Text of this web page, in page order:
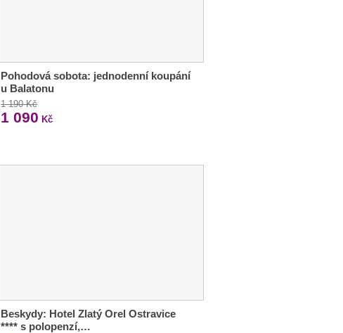
Pohodová sobota: jednodenní koupání
u Balatonu
1 190 Kč
1 090 Kč
Beskydy: Hotel Zlatý Orel Ostravice
**** s polopenzí,…